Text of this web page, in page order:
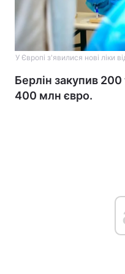
У Європі з'явилися нові ліки
Берлін закупив 200
400 млн євро.